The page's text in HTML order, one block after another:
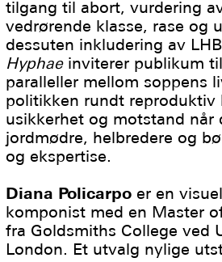
tilgang til abort, vurdering
vedrørende klasse, rase og
dessuten inkludering av
Hyphaeinviterer publikum
paralleller mellom soppens
politikken rundt reproduktiv
usikkerhet og motstand når
jordmødre, helbredere og
og ekspertise.
Diana Policarpo er en
komponist med en Master
fra Goldsmiths College ved
London. Et utvalg nylige